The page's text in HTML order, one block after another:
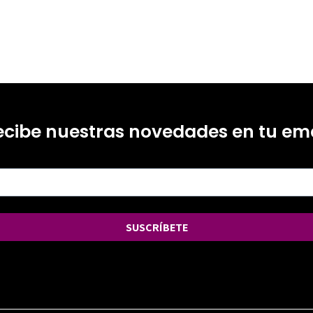
nuestras novedades en tu
SUSCRÍBETE